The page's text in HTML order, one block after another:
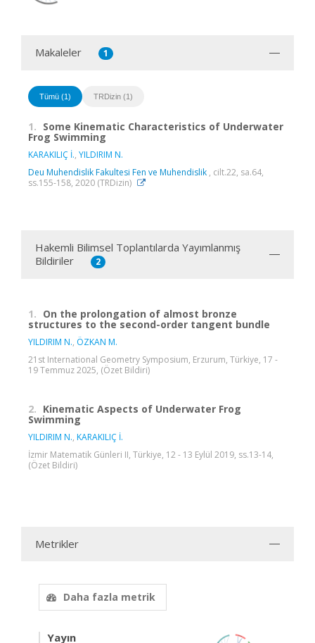
Makaleler 1
Tümü (1) TRDizin (1)
1. Some Kinematic Characteristics of Underwater
Frog Swimming
KARAKILIÇ İ., YILDIRIM N.
Deu Muhendislik Fakultesi Fen ve Muhendislik , cilt.22, sa.64,
ss.155-158, 2020 (TRDizin)
Hakemli Bilimsel Toplantılarda Yayımlanmış
Bildiriler
2
1. On the prolongation of almost bronze
structures to the second-order tangent bundle
YILDIRIM N., ÖZKAN M.
21st International Geometry Symposium, Erzurum, Türkiye, 17 -
19 Temmuz 2025, (Özet Bildiri)
2. Kinematic Aspects of Underwater Frog
Swimming
YILDIRIM N., KARAKILIÇ İ.
İzmir Matematik Günleri II, Türkiye, 12 - 13 Eylül 2019, ss.13-14,
(Özet Bildiri)
Metrikler
Daha fazla metrik
Yayın